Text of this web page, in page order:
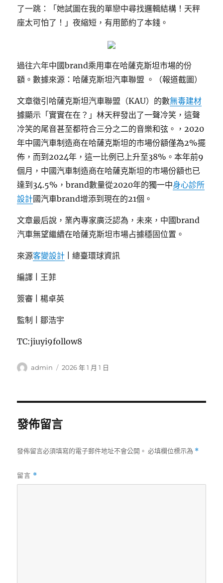
了一跳：「她試圖在我的單戀中尋找邏輯結構！天秤
座太可怕了！」夜縮短，有用節約了本錢。
過往六年中國brand乘用車在哈薩克斯坦市場的份
額。數據來源：哈薩克斯坦汽車聯盟 。（報道截圖）
文章徵引哈薩克斯坦汽車聯盟（KAU）的數無毒建材
據顯示「實實在在？」林天秤發出了一聲冷笑，這聲
冷笑的尾音甚至都符合三分之二的音樂和弦。，2020
年中國汽車制造商在哈薩克斯坦的市場份額僅為2%擺
佈，而到2024年，這一比例已上升至38%。本年前9
個月，中國汽車制造商在哈薩克斯坦的市場份額也已
達到34.5%，brand數量從2020年的獨一中身心診所
設計國汽車brand增添到現在的21個。
文章最后說，業內專家廣泛認為，未來，中國brand
汽車無望繼續在哈薩克斯坦市場占據穩固位置。
來源客變設計 | 總臺環球資訊
編譯 | 王菲
簽審 | 楊卓英
監制 | 鄒浩宇
TC:jiuyi9follow8
作
admin
發
2026 年 1 月 1 日
發佈留言
發佈留言必須填寫的電子郵件地址不會公開。 必填欄位標示為 *
留言 *